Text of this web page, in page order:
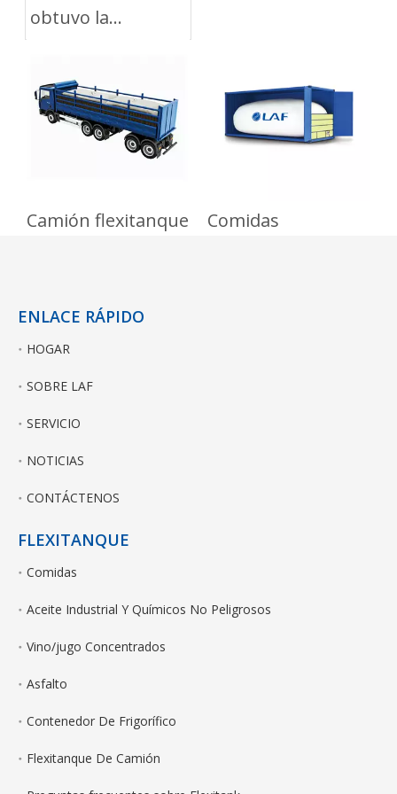
obtuvo la
Camión flexitanque Comidas
ENLACE RÁPIDO
HOGAR
SOBRE LAF
SERVICIO
NOTICIAS
CONTÁCTENOS
FLEXITANQUE
Comidas
Aceite Industrial Y Químicos No Peligrosos
Vino/jugo Concentrados
Asfalto
Contenedor De Frigorífico
Flexitanque De Camión